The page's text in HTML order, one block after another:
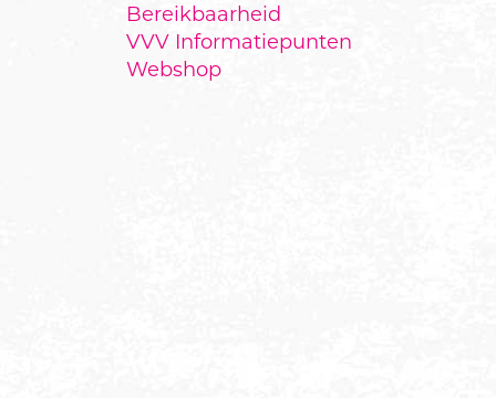
Bereikbaarheid
VVV Informatiepunten
Webshop